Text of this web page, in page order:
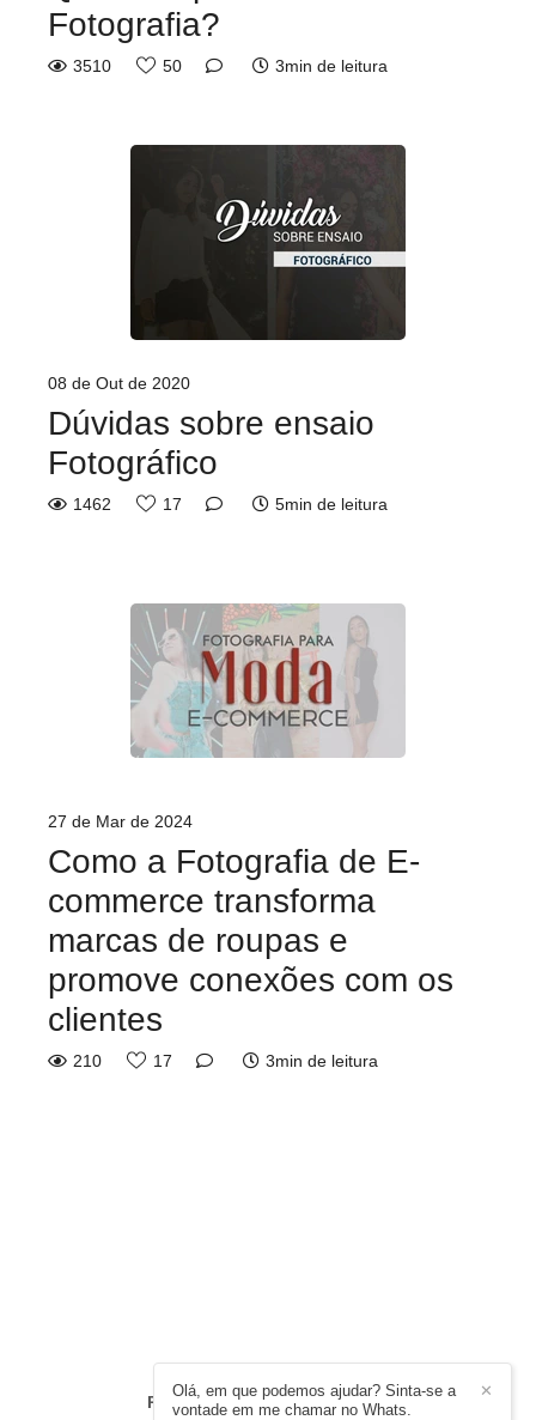
Fotografia?
3510 50 3min de leitura
08 de Out de 2020
Dúvidas sobre ensaio
Fotográfico
1462 17 5min de leitura
27 de Mar de 2024
Como a Fotografia de E-
commerce transforma
marcas de roupas e
promove conexões com os
clientes
210 17 3min de leitura
RODRIGO MOURA/CONTATO
✕
Olá, em que podemos ajudar? Sinta-se a
vontade em me chamar no Whats.